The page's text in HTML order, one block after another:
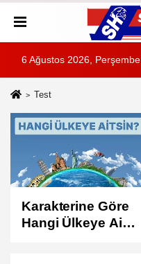
6 Ağustos 2026, Perşembe
Test
Senin Haber
Okuma Tarzın